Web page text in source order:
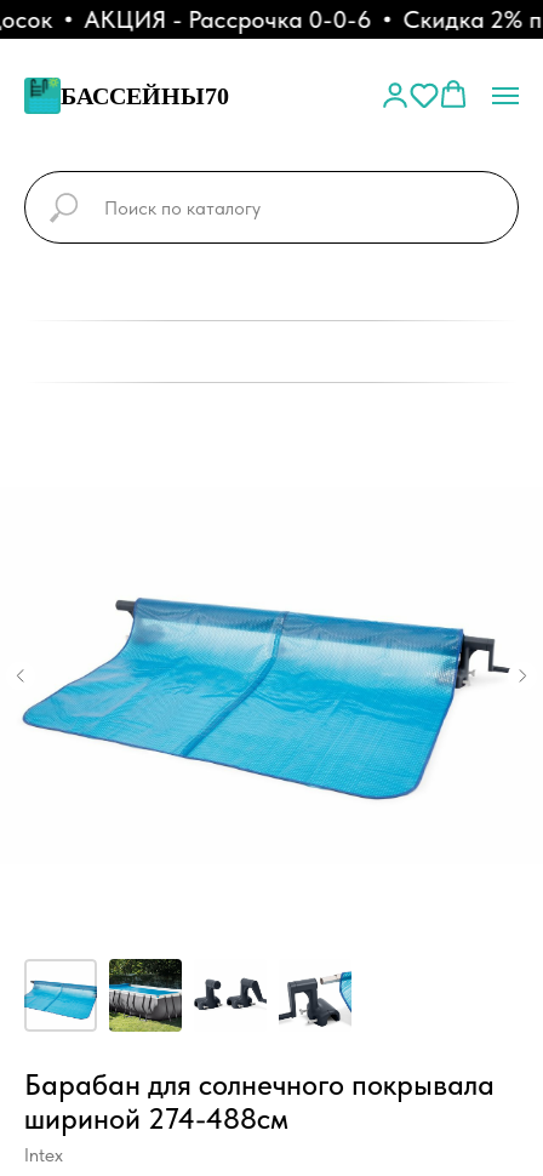
АКЦИЯ - Рассрочка 0-0-6 Скидка 2%
БАССЕЙНЫ70
Барабан для солнечного покрывала
шириной 274-488см
Intex